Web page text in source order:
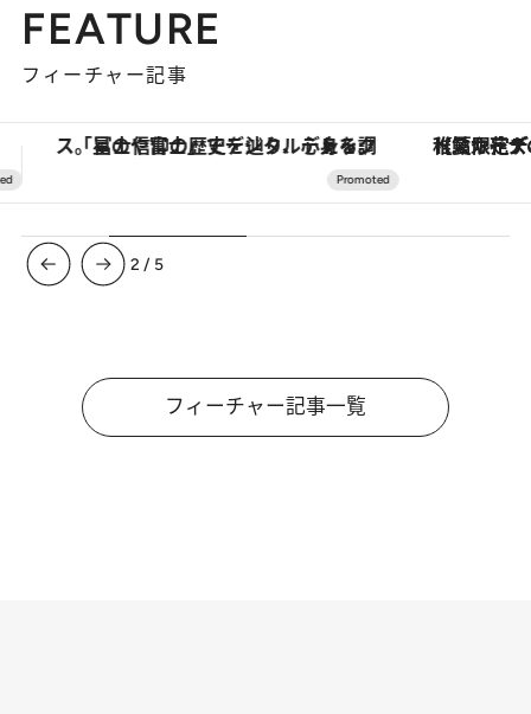
FEATURE
フィーチャー記事
【夏限定ディナーコース】旬を迎える稚鮎や花ズッキーニなどをイタリア・トスカーナの郷土料理の手法で満喫！ 【銀座で出合う最旬美容】美髪ケアや上質
3 / 5
フィーチャー記事一覧